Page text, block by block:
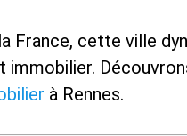
France, cette ville
immobilier.
à Rennes.